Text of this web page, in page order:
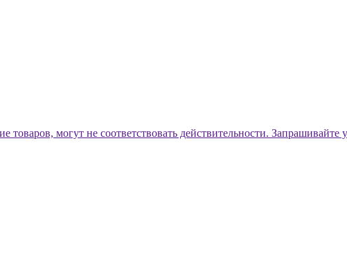
товаров, могут не соответствовать действительности. Запрашивайте